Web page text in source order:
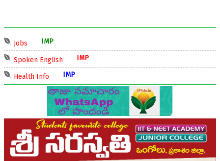
Jobs IMP
Spoken English IMP
Health Info IMP